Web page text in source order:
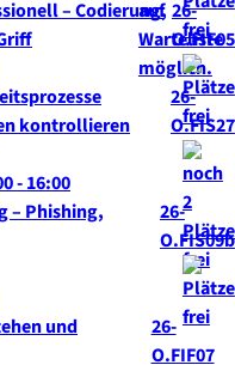
– Codierung, 26-
O.FIF05
kontrollieren
26-
O.FIS27
- 16:00
– Phishing,
26-
O.FIS09b
und
26-
O.FIF07